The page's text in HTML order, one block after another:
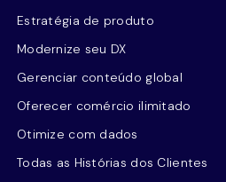
Estratégia de produto
Modernize seu DX
Gerenciar conteúdo global
Oferecer comércio ilimitado
Otimize com dados
Todas as Histórias dos Clientes